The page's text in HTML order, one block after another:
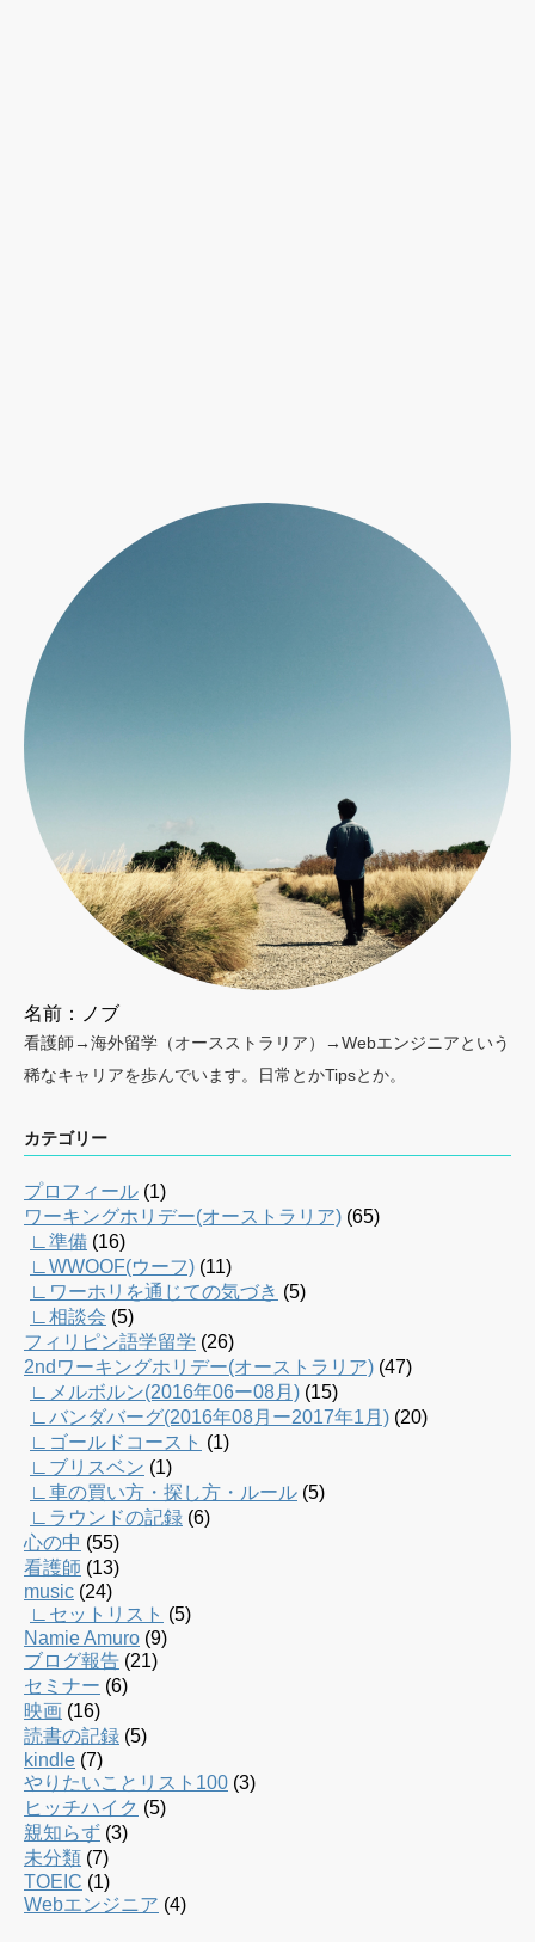
名前：ノブ
看護師→海外留学（オースストラリア）→Webエンジニアという
稀なキャリアを歩んでいます。日常とかTipsとか。
カテゴリー
プロフィール (1)
ワーキングホリデー(オーストラリア) (65)
∟準備 (16)
∟WWOOF(ウーフ) (11)
∟ワーホリを通じての気づき (5)
∟相談会 (5)
フィリピン語学留学 (26)
2ndワーキングホリデー(オーストラリア) (47)
∟メルボルン(2016年06ー08月) (15)
∟バンダバーグ(2016年08月ー2017年1月) (20)
∟ゴールドコースト (1)
∟ブリスベン (1)
∟車の買い方・探し方・ルール (5)
∟ラウンドの記録 (6)
心の中 (55)
看護師 (13)
music (24)
∟セットリスト (5)
Namie Amuro (9)
ブログ報告 (21)
セミナー (6)
映画 (16)
読書の記録 (5)
kindle (7)
やりたいことリスト100 (3)
ヒッチハイク (5)
親知らず (3)
未分類 (7)
TOEIC (1)
Webエンジニア (4)